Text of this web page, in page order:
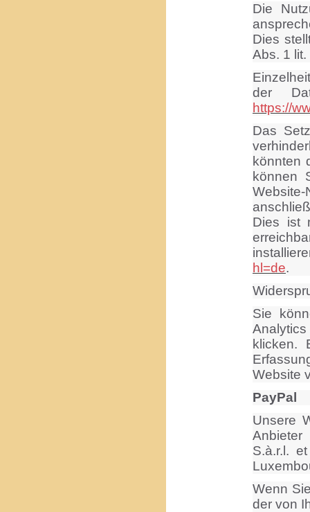
Die
Dies
Abs. 1
der
https://
Das
könnten
können
Website-
Dies ist
hl=de.
Sie
klicken.
Website
PayPal
Unsere
S.à.r.l.
Wenn
der von